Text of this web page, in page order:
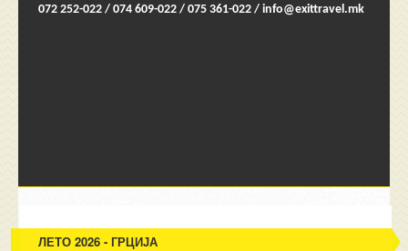
072 252-022 / 074 609-022 / 075 361-022 / info@exittravel.mk
ЛЕТО 2026 - ГРЦИЈА